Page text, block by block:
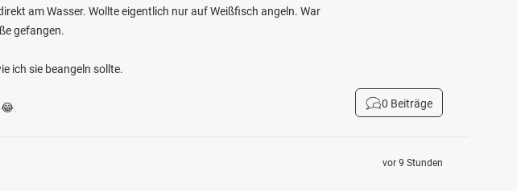
am Wasser. Wollte eigentlich nur auf Weißfisch angeln. War
gefangen.
ich sie beangeln sollte.
😂 0 Beiträge
vor 9 Stunden